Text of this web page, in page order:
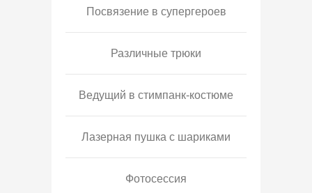
Посвязение в супергероев
Различные трюки
Ведущий в стимпанк-костюме
Лазерная пушка с шариками
Фотосессия